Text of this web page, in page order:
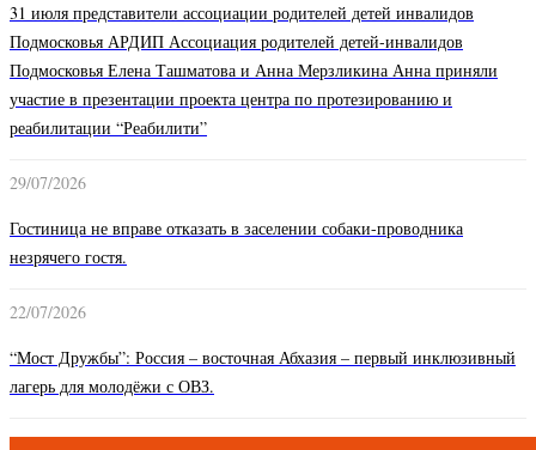
31 июля представители ассоциации родителей детей инвалидов
Подмосковья АРДИП Ассоциация родителей детей-инвалидов
Подмосковья Елена Ташматова и Анна Мерзликина Анна приняли
участие в презентации проекта центра по протезированию и
реабилитации “Реабилити”
29/07/2026
Гостиница не вправе отказать в заселении собаки-проводника
незрячего гостя.
22/07/2026
“Мост Дружбы”: Россия – восточная Абхазия – первый инклюзивный
лагерь для молодёжи с ОВЗ.